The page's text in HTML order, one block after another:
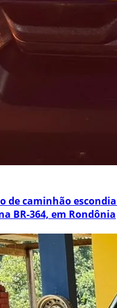
de caminhão
BR-364, em Rondônia